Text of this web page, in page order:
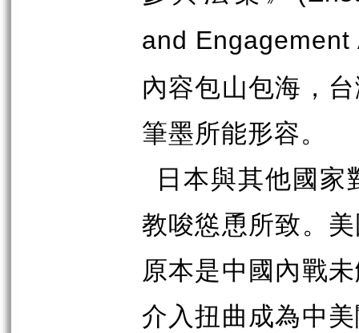
and Engagement
內容包山包海，
筆墨所能形容。
日本與其他國
教唆慫恿所致。
原本是中國內戰
介入扭曲成為中